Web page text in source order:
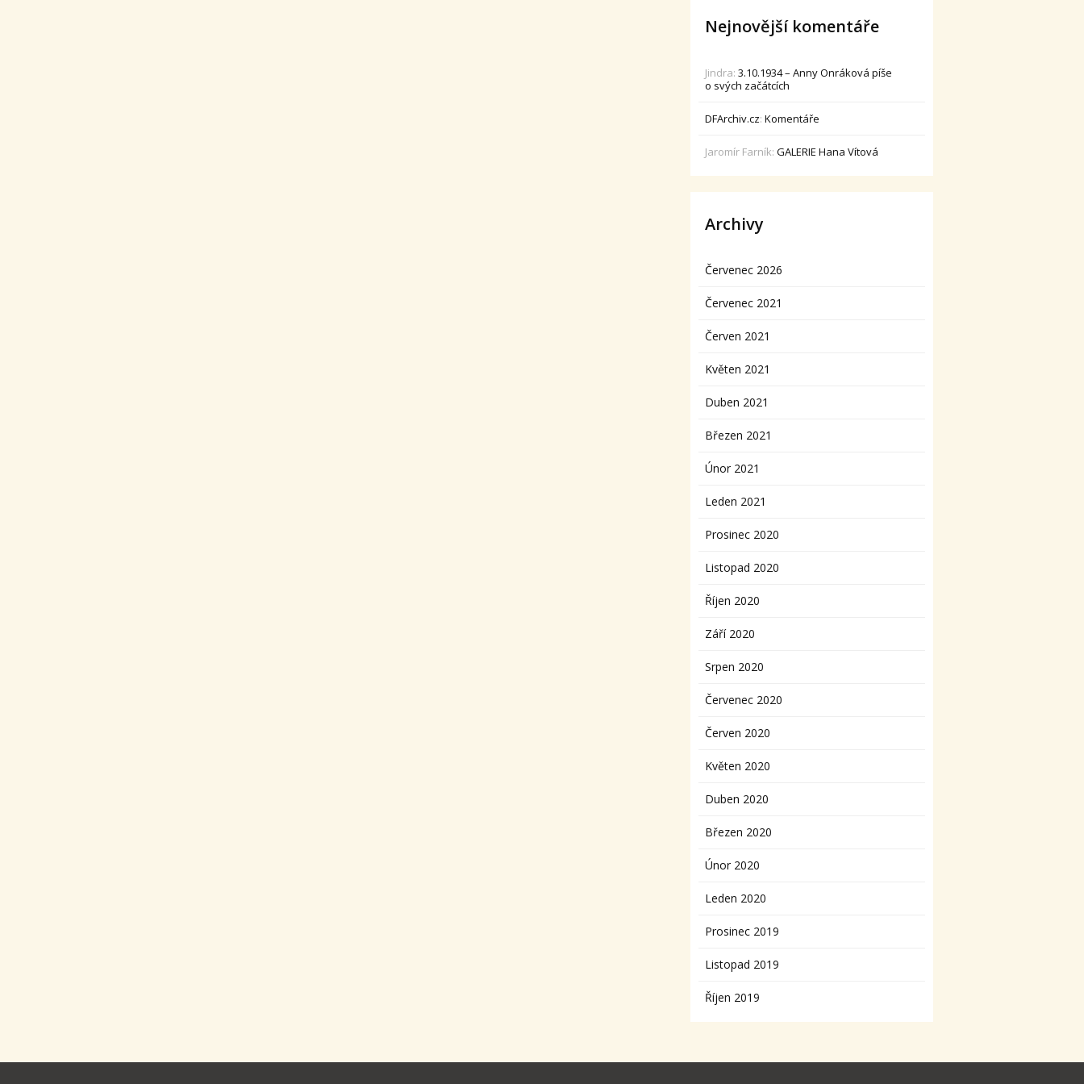
Nejnovější komentáře
Jindra:3.10.1934 – Anny Onráková píše
o svých začátcích
DFArchiv.cz:Komentáře
Jaromír Farník:GALERIE Hana Vítová
Archivy
Červenec 2026
Červenec 2021
Červen 2021
Květen 2021
Duben 2021
Březen 2021
Únor 2021
Leden 2021
Prosinec 2020
Listopad 2020
Říjen 2020
Září 2020
Srpen 2020
Červenec 2020
Červen 2020
Květen 2020
Duben 2020
Březen 2020
Únor 2020
Leden 2020
Prosinec 2019
Listopad 2019
Říjen 2019